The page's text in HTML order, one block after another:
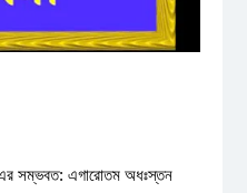
সম্ভবত: এগারোতম অধঃস্তন